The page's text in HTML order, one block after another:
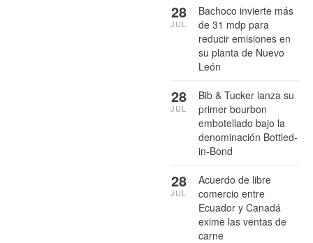
Bachoco invierte más
de 31 mdp para
reducir emisiones en
su planta de Nuevo
León
28
JUL
Bib & Tucker lanza su
primer bourbon
embotellado bajo la
denominación Bottled-
in-Bond
28
JUL
Acuerdo de libre
comercio entre
Ecuador y Canadá
exime las ventas de
carne
28
JUL